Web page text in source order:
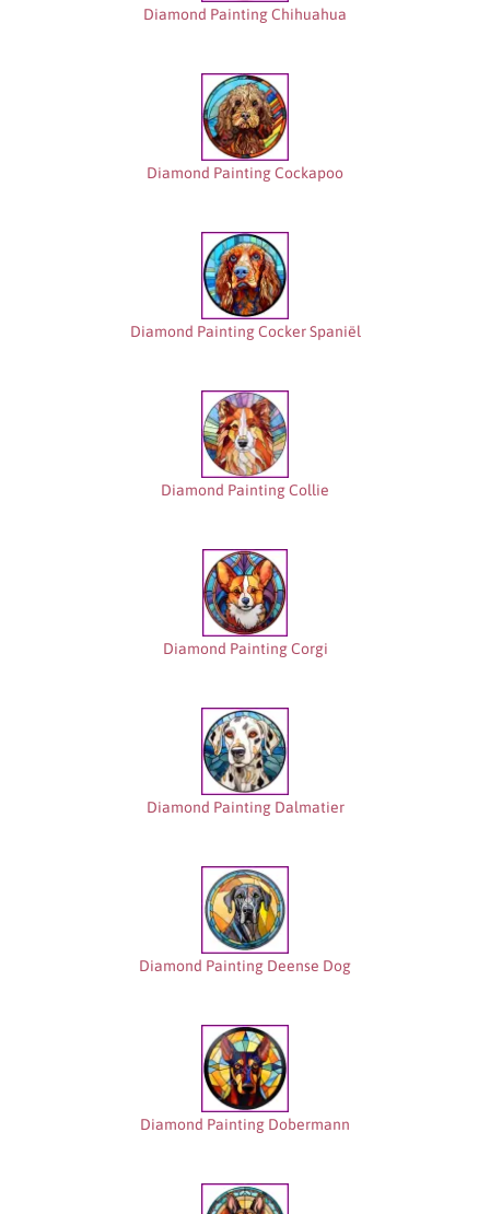
Diamond Painting Chihuahua
Diamond Painting Cockapoo
Diamond Painting Cocker Spaniël
Diamond Painting Collie
Diamond Painting Corgi
Diamond Painting Dalmatier
Diamond Painting Deense Dog
Diamond Painting Dobermann